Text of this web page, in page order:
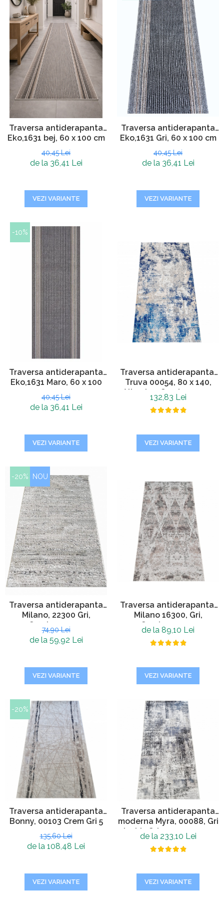
Traversa antiderapanta
Eko,1631 bej, 60 x 100 cm
40,45 Lei
de la 36,41 Lei
VEZI VARIANTE
Traversa antiderapanta
Eko,1631 Gri, 60 x 100 cm
40,45 Lei
de la 36,41 Lei
VEZI VARIANTE
-10%
Traversa antiderapanta
Eko,1631 Maro, 60 x 100
cm
40,45 Lei
de la 36,41 Lei
VEZI VARIANTE
Traversa antiderapanta,
Truva 00054, 80 x 140,
Albastru, Grosime 5 mm
132,83 Lei
VEZI VARIANTE
-20% NOU
Traversa antiderapanta
Milano, 22300 Gri,
Grosime 4 mm
74,90 Lei
de la 59,92 Lei
VEZI VARIANTE
Traversa antiderapanta,
Milano 16300, Gri,
Grosime 4 mm
de la 89,10 Lei
VEZI VARIANTE
-20%
Traversa antiderapanta
Bonny, 00103 Crem Gri 5
mm
135,60 Lei
de la 108,48 Lei
VEZI VARIANTE
Traversa antiderapanta
moderna Myra, 00088, Gri
Inchis Gri, 120 x 150 cm,
Grosime 5mm
de la 233,10 Lei
VEZI VARIANTE